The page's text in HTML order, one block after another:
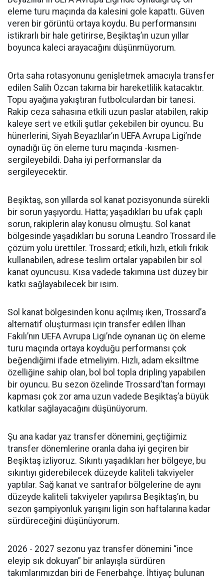
eleme turu maçında da kalesini gole kapattı. Güven
veren bir görüntü ortaya koydu. Bu performansını
istikrarlı bir hale getirirse, Beşiktaş’ın uzun yıllar
boyunca kaleci arayacağını düşünmüyorum.
Orta saha rotasyonunu genişletmek amacıyla transfer
edilen Salih Özcan takıma bir hareketlilik katacaktır.
Topu ayağına yakıştıran futbolculardan bir tanesi.
Rakip ceza sahasına etkili uzun paslar atabilen, rakip
kaleye sert ve etkili şutlar çekebilen bir oyuncu. Bu
hünerlerini, Siyah Beyazlılar’ın UEFA Avrupa Ligi’nde
oynadığı üç ön eleme turu maçında -kısmen-
sergileyebildi. Daha iyi performanslar da
sergileyecektir.
Beşiktaş, son yıllarda sol kanat pozisyonunda sürekli
bir sorun yaşıyordu. Hatta; yaşadıkları bu ufak çaplı
sorun, rakiplerin alay konusu olmuştu. Sol kanat
bölgesinde yaşadıkları bu soruna Leandro Trossard ile
çözüm yolu ürettiler. Trossard; etkili, hızlı, etkili frikik
kullanabilen, adrese teslim ortalar yapabilen bir sol
kanat oyuncusu. Kısa vadede takımına üst düzey bir
katkı sağlayabilecek bir isim.
Sol kanat bölgesinden konu açılmış iken, Trossard’a
alternatif oluşturması için transfer edilen İlhan
Fakılı’nın UEFA Avrupa Ligi’nde oynanan üç ön eleme
turu maçında ortaya koyduğu performansı çok
beğendiğimi ifade etmeliyim. Hızlı, adam eksiltme
özelliğine sahip olan, bol bol topla dripling yapabilen
bir oyuncu. Bu sezon özelinde Trossard’tan formayı
kapması çok zor ama uzun vadede Beşiktaş’a büyük
katkılar sağlayacağını düşünüyorum.
Şu ana kadar yaz transfer dönemini, geçtiğimiz
transfer dönemlerine oranla daha iyi geçiren bir
Beşiktaş izliyoruz. Sıkıntı yaşadıkları her bölgeye, bu
sıkıntıyı giderebilecek düzeyde kaliteli takviyeler
yaptılar. Sağ kanat ve santrafor bölgelerine de aynı
düzeyde kaliteli takviyeler yapılırsa Beşiktaş’ın, bu
sezon şampiyonluk yarışını ligin son haftalarına kadar
sürdüreceğini düşünüyorum.
2026 - 2027 sezonu yaz transfer dönemini “ince
eleyip sık dokuyan” bir anlayışla sürdüren
takımlarımızdan biri de Fenerbahçe. İhtiyaç bulunan